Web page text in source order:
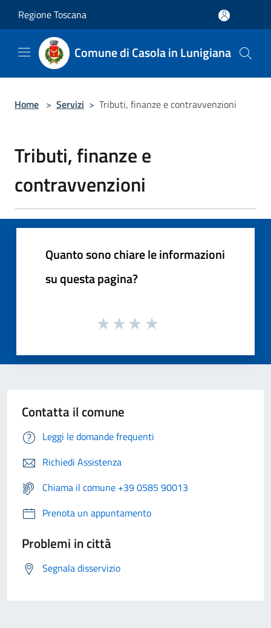
Regione Toscana
Comune di Casola in Lunigiana
Home > Servizi > Tributi, finanze e contravvenzioni
Tributi, finanze e
contravvenzioni
Quanto sono chiare le informazioni
su questa pagina?
Contatta il comune
Leggi le domande frequenti
Richiedi Assistenza
Chiama il comune +39 0585 90013
Prenota un appuntamento
Problemi in città
Segnala disservizio